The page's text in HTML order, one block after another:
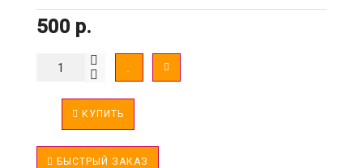
500 р.
КУПИТЬ
БЫСТРЫЙ ЗАКАЗ